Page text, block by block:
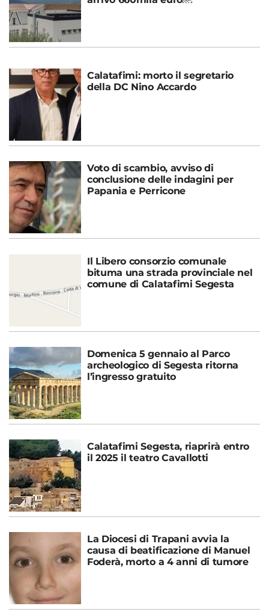
Calatafimi: morto il segretario
della DC Nino Accardo
Voto di scambio, avviso di
conclusione delle indagini per
Papania e Perricone
Il Libero consorzio comunale
bituma una strada provinciale nel
comune di Calatafimi Segesta
Domenica 5 gennaio al Parco
archeologico di Segesta ritorna
l’ingresso gratuito
Calatafimi Segesta, riaprirà entro
il 2025 il teatro Cavallotti
La Diocesi di Trapani avvia la
causa di beatificazione di Manuel
Foderà, morto a 4 anni di tumore